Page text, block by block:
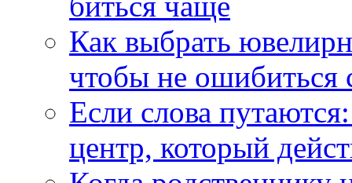
Как выбрать
чтобы не ошибиться
Если слова
центр, который